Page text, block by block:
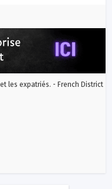
les expatriés. - French District